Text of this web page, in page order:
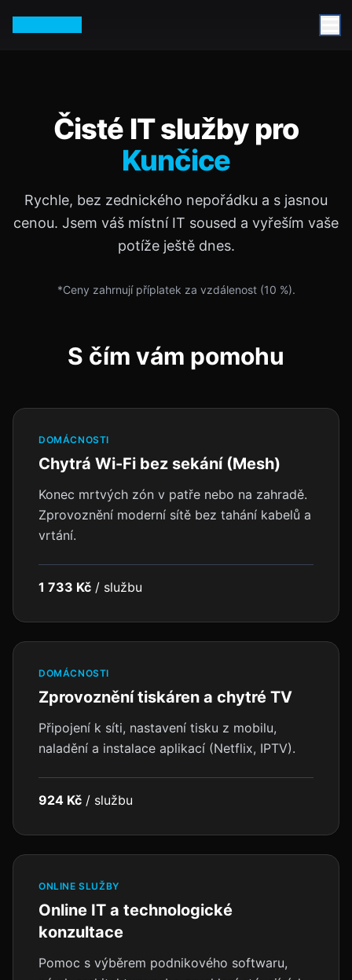
Čisté IT služby pro
Kunčice
Rychle, bez zednického nepořádku a s jasnou
cenou. Jsem váš místní IT soused a vyřeším vaše
potíže ještě dnes.
*Ceny zahrnují příplatek za vzdálenost (10 %).
S čím vám pomohu
DOMÁCNOSTI
Chytrá Wi-Fi bez sekání (Mesh)
Konec mrtvých zón v patře nebo na zahradě.
Zprovoznění moderní sítě bez tahání kabelů a
vrtání.
1 733 Kč / službu
DOMÁCNOSTI
Zprovoznění tiskáren a chytré TV
Připojení k síti, nastavení tisku z mobilu,
naladění a instalace aplikací (Netflix, IPTV).
924 Kč / službu
ONLINE SLUŽBY
Online IT a technologické
konzultace
Pomoc s výběrem podnikového softwaru,